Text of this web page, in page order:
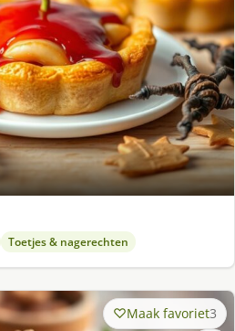
Toetjes & nagerechten
Maak favoriet3